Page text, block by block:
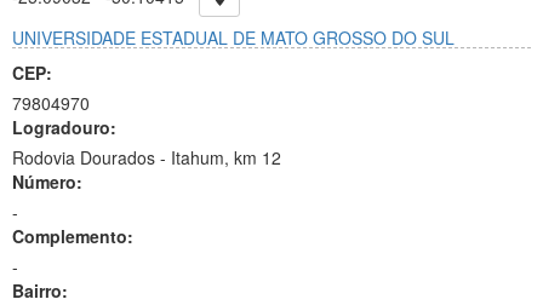
UNIVERSIDADE ESTADUAL DE MATO GROSSO DO SUL
CEP:
79804970
Logradouro:
Rodovia Dourados - Itahum, km 12
Número:
-
Complemento:
-
Bairro: